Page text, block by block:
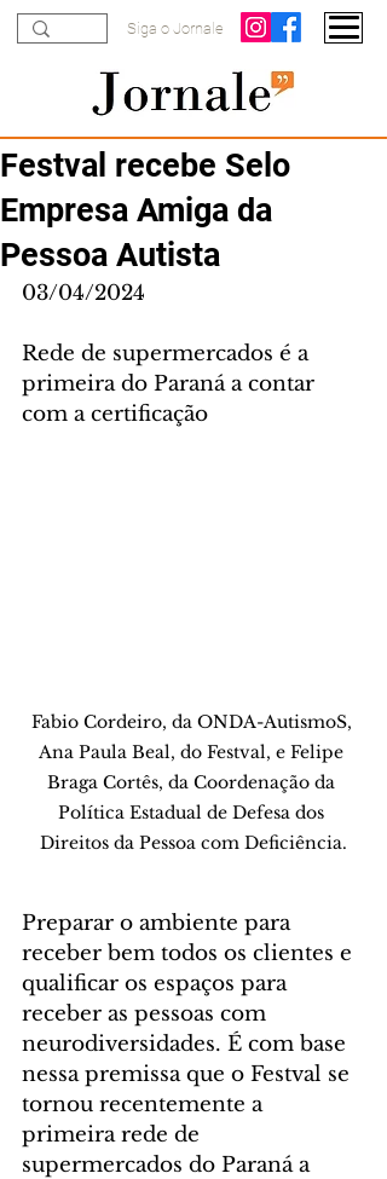
Siga o Jornale
Festval recebe Selo
Empresa Amiga da
Pessoa Autista
03/04/2024
Rede de supermercados é a
primeira do Paraná a contar
com a certificação
Fabio Cordeiro, da ONDA-AutismoS,
Ana Paula Beal, do Festval, e Felipe
Braga Cortês, da Coordenação da
Política Estadual de Defesa dos
Direitos da Pessoa com Deficiência.
Preparar o ambiente para
receber bem todos os clientes e
qualificar os espaços para
receber as pessoas com
neurodiversidades. É com base
nessa premissa que o Festval se
tornou recentemente a
primeira rede de
supermercados do Paraná a